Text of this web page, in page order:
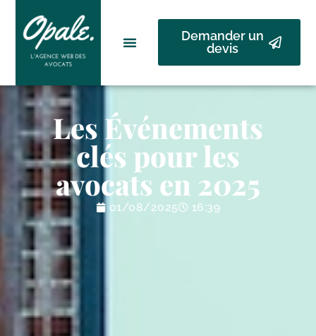
Demander un
devis
Les Événements
clés pour les
avocats en 2025
01/08/2025 16:39